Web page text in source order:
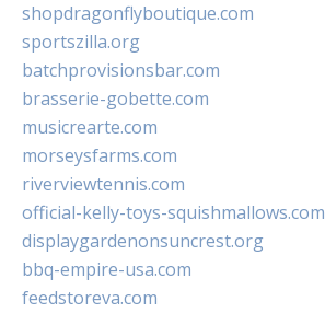
shopdragonflyboutique.com
sportszilla.org
batchprovisionsbar.com
brasserie-gobette.com
musicrearte.com
morseysfarms.com
riverviewtennis.com
official-kelly-toys-squishmallows.com
displaygardenonsuncrest.org
bbq-empire-usa.com
feedstoreva.com